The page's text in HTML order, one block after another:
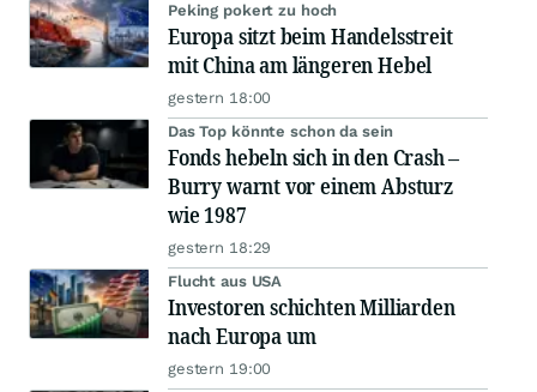
Peking pokert zu hoch
Europa sitzt beim Handelsstreit
mit China am längeren Hebel
gestern 18:00
Das Top könnte schon da sein
Fonds hebeln sich in den Crash –
Burry warnt vor einem Absturz
wie 1987
gestern 18:29
Flucht aus USA
Investoren schichten Milliarden
nach Europa um
gestern 19:00